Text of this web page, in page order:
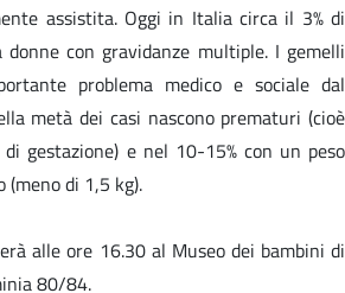
assistita. Oggi in Italia circa il 3% di
con gravidanze multiple. I gemelli
problema medico e sociale dal
metà dei casi nascono prematuri (cioè
gestazione) e nel 10-15% con un peso
(meno di 1,5 kg).
alle ore 16.30 al Museo dei bambini di
80/84.